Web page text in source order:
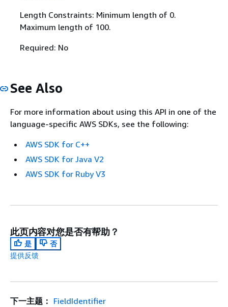
Length Constraints: Minimum length of 0.
Maximum length of 100.
Required: No
See Also
For more information about using this API in one of the
language-specific AWS SDKs, see the following:
AWS SDK for C++
AWS SDK for Java V2
AWS SDK for Ruby V3
此页内容对您是否有帮助？
是
否
提供反馈
下一主题： FieldIdentifier